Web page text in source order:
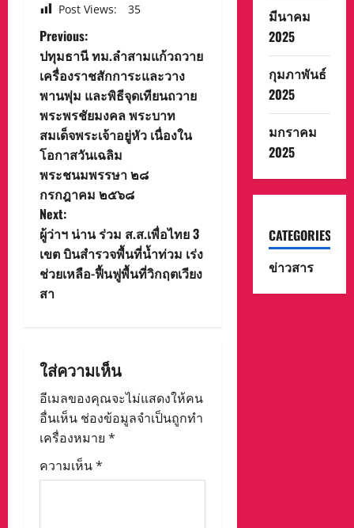
Post Views: 35
P
o
s
t
n
a
v
i
g
t
i
o
n
Previous:
ปทุมธานี ทม.ลำสามแก้วถวาย
เครื่องราชสักการะและวาง
พานพุ่ม และพิธีจุดเทียนถวาย
พระพรชัยมงคล พระบาท
สมเด็จพระเจ้าอยู่หัว เนื่องใน
โอกาสวันเฉลิม
พระชนมพรรษา ๒๘
กรกฎาคม ๒๕๖๘
Next:
ผู้ว่าฯ น่าน ร่วม ส.ส.เพื่อไทย 3
เขต บินสำรวจพื้นที่น้ำท่วม เร่ง
ช่วยเหลือ-ฟื้นฟูพื้นที่วิกฤตเวียง
สา
ใส่ความเห็น
อีเมลของคุณจะไม่แสดงให้คน
อื่นเห็น ช่องข้อมูลจำเป็นถูกทำ
เครื่องหมาย *
ความเห็น*
มีนาคม
2025
กุมภาพันธ์
2025
มกราคม
2025
CATEGORIES
ข่าวสาร